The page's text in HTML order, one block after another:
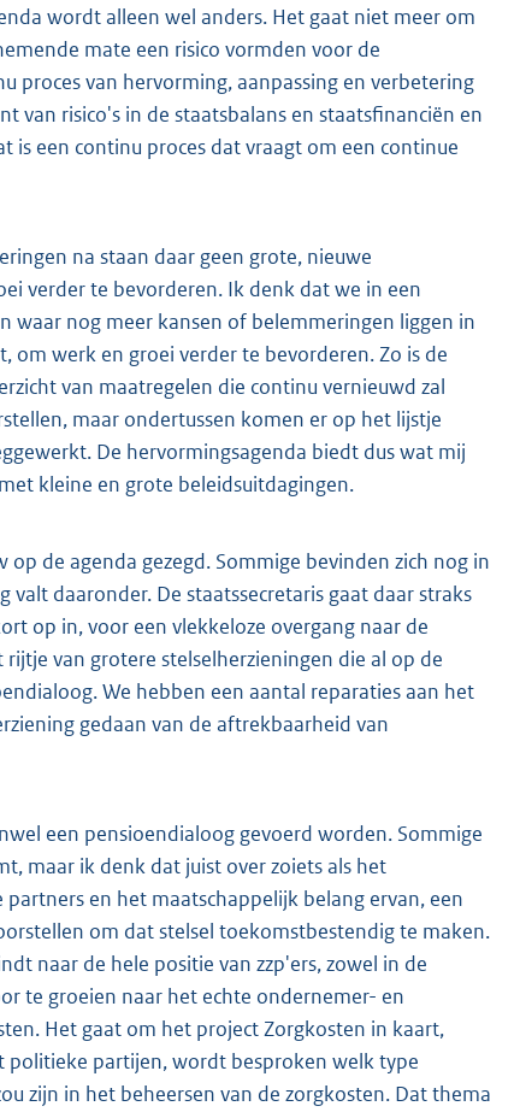
wordt alleen wel anders. Het gaat niet meer om
mate een risico vormden voor de
proces van hervorming, aanpassing en verbetering
van risico's in de staatsbalans en staatsfinanciën en
is een continu proces dat vraagt om een continue
na staan daar geen grote, nieuwe
verder te bevorderen. Ik denk dat we in een
waar nog meer kansen of belemmeringen liggen in
om werk en groei verder te bevorderen. Zo is de
van maatregelen die continu vernieuwd zal
maar ondertussen komen er op het lijstje
De hervormingsagenda biedt dus wat mij
kleine en grote beleidsuitdagingen.
de agenda gezegd. Sommige bevinden zich nog in
daaronder. De staatssecretaris gaat daar straks
op in, voor een vlekkeloze overgang naar de
van grotere stelselherzieningen die al op de
We hebben een aantal reparaties aan het
gedaan van de aftrekbaarheid van
een pensioendialoog gevoerd worden. Sommige
maar ik denk dat juist over zoiets als het
en het maatschappelijk belang ervan, een
om dat stelsel toekomstbestendig te maken.
naar de hele positie van zzp'ers, zowel in de
te groeien naar het echte ondernemer- en
Het gaat om het project Zorgkosten in kaart,
partijen, wordt besproken welk type
zijn in het beheersen van de zorgkosten. Dat thema